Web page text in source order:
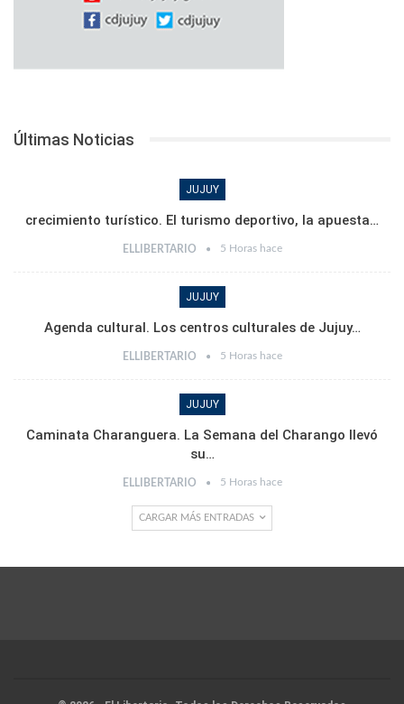
Últimas Noticias
JUJUY
crecimiento turístico. El turismo deportivo, la apuesta…
ELLIBERTARIO 5 Horas hace
JUJUY
Agenda cultural. Los centros culturales de Jujuy…
ELLIBERTARIO 5 Horas hace
JUJUY
Caminata Charanguera. La Semana del Charango llevó
su…
ELLIBERTARIO 5 Horas hace
CARGAR MÁS ENTRADAS